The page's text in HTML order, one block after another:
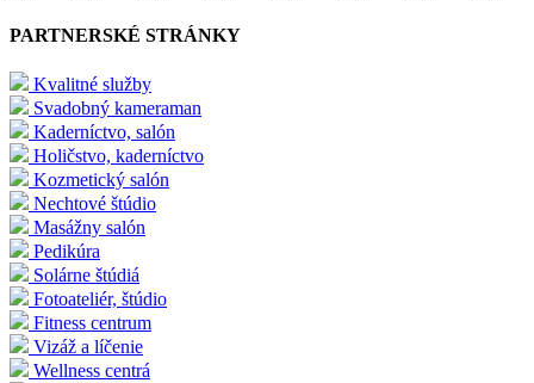
PARTNERSKÉ STRÁNKY
Kvalitné služby
Svadobný kameraman
Kaderníctvo, salón
Holičstvo, kaderníctvo
Kozmetický salón
Nechtové štúdio
Masážny salón
Pedikúra
Solárne štúdiá
Fotoateliér, štúdio
Fitness centrum
Vizáž a líčenie
Wellness centrá